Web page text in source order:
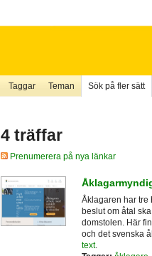
Taggar Teman Sök på fler sätt
4 träffar
Prenumerera på nya länkar
Åklagaren har tre
beslut om åtal
domstolen. Här
och det svenska
text.